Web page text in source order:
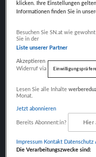
klicken. Ihre Einstellungen
Informationen finden Sie in
Besuchen Sie SN.at wie
Sie in der
Liste unserer Partner
Akzeptieren
Widerruf via
Lesen Sie alle Inhalte
Monat.
Jetzt abonnieren
Bereits Abonnent:in? Hier
Impressum Kontakt Datenschutz
Die Verarbeitungszwecke sind: